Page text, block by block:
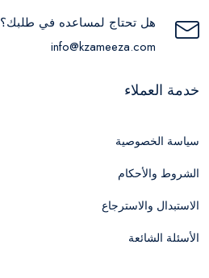
هل تحتاج لمساعده في طلبك؟
info@kzameeza.com
خدمة العملاء
سياسة الخصوصية
الشروط والأحكام
الاستبدال والاسترجاع
الأسئلة الشائعة